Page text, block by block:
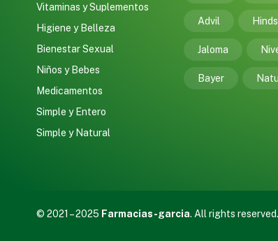
Vitaminas y Suplementos
Higiene y Belleza
Bienestar Sexual
Niños y Bebes
Medicamentos
Simple y Entero
Simple y Natural
Advil Hinds
Jaloma
Bayer
© 2021 – 2025 Farmacias-garcia. All rights reserved.